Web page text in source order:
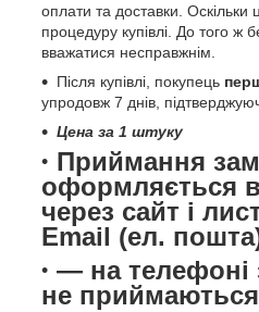
оплати та доставки.
процедуру купівлі. До того ж
вважатися несправжнім.
Після купівлі, покупець
упродовж 7 днів,
Цена за 1 штуку
Приймання
оформляється
через сайт і
Email (ел.
— на телефоні
не